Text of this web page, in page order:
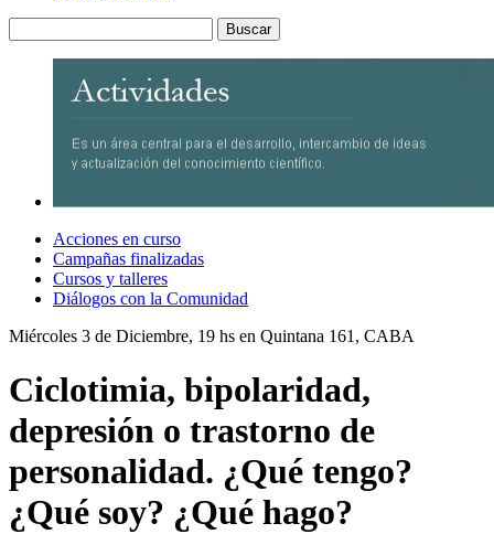
Acciones en curso
Campañas finalizadas
Cursos y talleres
Diálogos con la Comunidad
Miércoles 3 de Diciembre, 19 hs en Quintana 161, CABA
Ciclotimia, bipolaridad,
depresión o trastorno de
personalidad. ¿Qué tengo?
¿Qué soy? ¿Qué hago?